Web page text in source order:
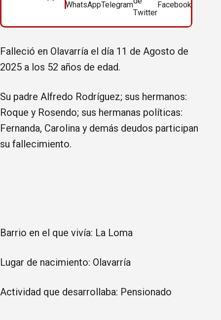
Falleció en Olavarría el día 11 de Agosto de
2025 a los 52 años de edad.
Su padre Alfredo Rodríguez; sus hermanos:
Roque y Rosendo; sus hermanas políticas:
Fernanda, Carolina y demás deudos participan
su fallecimiento.
Barrio en el que vivía: La Loma
Lugar de nacimiento: Olavarría
Actividad que desarrollaba: Pensionado